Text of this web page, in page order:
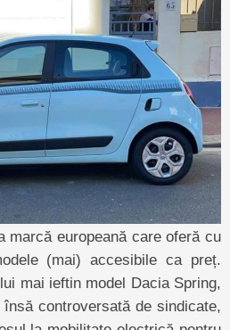
marcă europeană care oferă cu
(mai) accesibile ca preț.
mai ieftin model Dacia Spring,
controversată de sindicate,